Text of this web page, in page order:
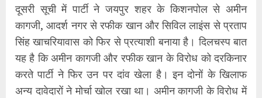
दूसरी सूची में पार्टी ने जयपुर शहर के किशनपोल से अमीन
कागजी, आदर्श नगर से रफीक खान और सिविल लाइंस से प्रताप
सिंह खाचरियावास को फिर से प्रत्याशी बनाया है। दिलचस्प बात
यह है कि अमीन कागजी और रफीक खान के विरोध को दरकिनार
करते पार्टी ने फिर उन पर दांव खेला है। इन दोनों के खिलाफ
अन्य दावेदारों ने मोर्चा खोल रखा था। अमीन कागजी के विरोध में